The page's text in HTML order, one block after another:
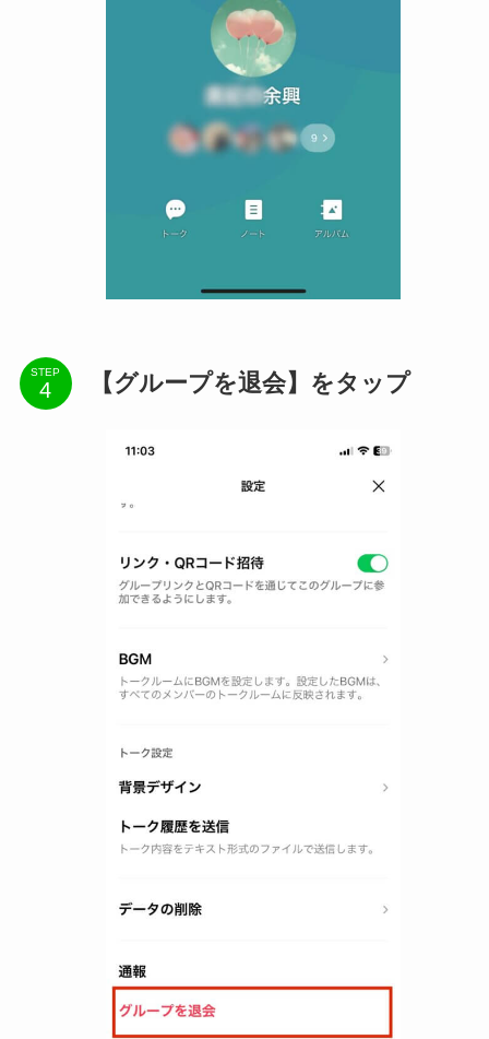
STEP 【グループを退会】をタップ